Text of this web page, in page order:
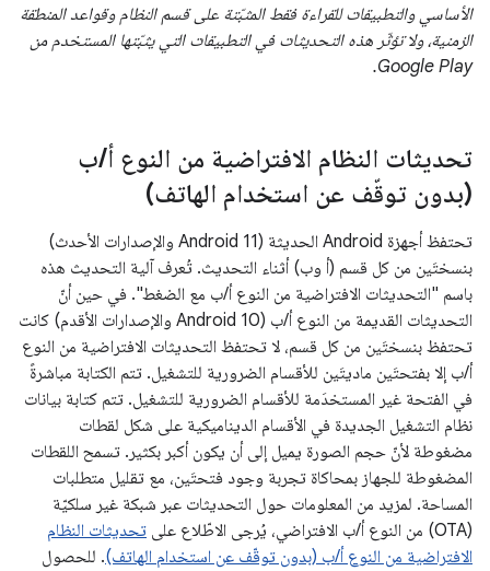
الأساسي والتطبيقات للقراءة فقط المثبّتة على قسم النظام وقواعد المنطقة
الزمنية، ولا تؤثّر هذه التحديثات في التطبيقات التي يثبّتها المستخدم من
Google Play.
تحديثات النظام الافتراضية من النوع أ/ب
(بدون توقّف عن استخدام الهاتف)
تحتفظ أجهزة Android الحديثة (Android 11 والإصدارات الأحدث)
بنسختَين من كل قسم (أ وب) أثناء التحديث. تُعرف آلية التحديث هذه
باسم "التحديثات الافتراضية من النوع أ/ب مع الضغط". في حين أنّ
التحديثات القديمة من النوع أ/ب (Android 10 والإصدارات الأقدم) كانت
تحتفظ بنسختَين من كل قسم، لا تحتفظ التحديثات الافتراضية من النوع
أ/ب إلا بفتحتَين ماديتَين للأقسام الضرورية للتشغيل. تتم الكتابة مباشرةً
في الفتحة غير المستخدَمة للأقسام الضرورية للتشغيل. تتم كتابة بيانات
نظام التشغيل الجديدة في الأقسام الديناميكية على شكل لقطات
مضغوطة لأنّ حجم الصورة يميل إلى أن يكون أكبر بكثير. تسمح اللقطات
المضغوطة للجهاز بمحاكاة تجربة وجود فتحتَين، مع تقليل متطلبات
المساحة. لمزيد من المعلومات حول التحديثات عبر شبكة غير سلكيّة
(OTA) من النوع أ/ب الافتراضي، يُرجى الاطّلاع على
تحديثات النظام
الافتراضية من النوع أ/ب (بدون توقّف عن استخدام الهاتف). للحصول